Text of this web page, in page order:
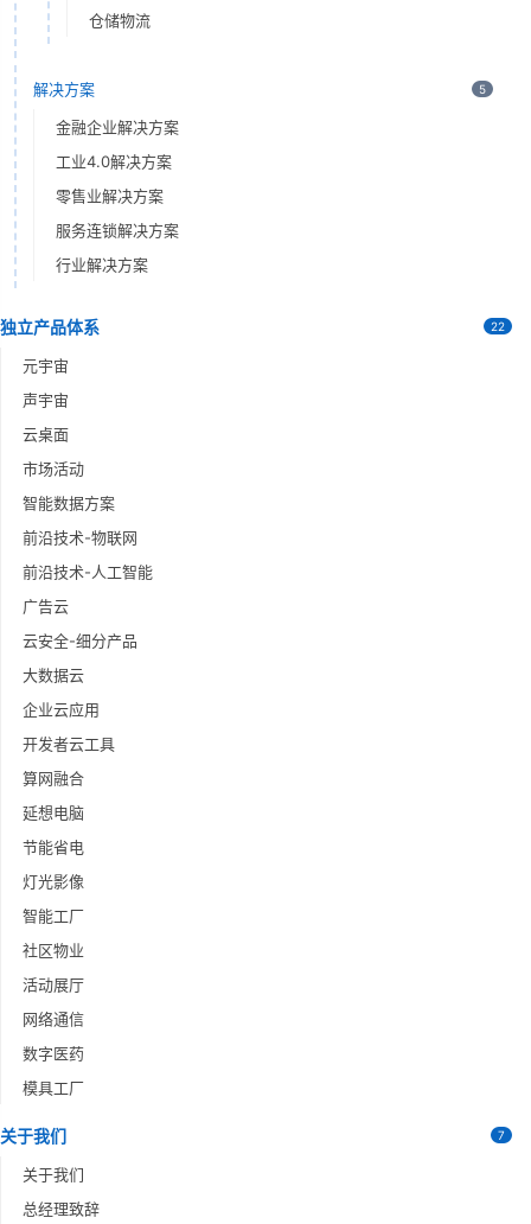
仓储物流
解决方案 5
金融企业解决方案
工业4.0解决方案
零售业解决方案
服务连锁解决方案
行业解决方案
独立产品体系 22
元宇宙
声宇宙
云桌面
市场活动
智能数据方案
前沿技术-物联网
前沿技术-人工智能
广告云
云安全-细分产品
大数据云
企业云应用
开发者云工具
算网融合
延想电脑
节能省电
灯光影像
智能工厂
社区物业
活动展厅
网络通信
数字医药
模具工厂
关于我们 7
关于我们
总经理致辞